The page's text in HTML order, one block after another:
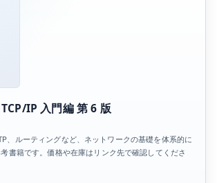
IP 入門編 第 6 版
、ルーティングなど、ネットワークの基礎を体系的に
書籍です。価格や在庫はリンク先で確認してくださ